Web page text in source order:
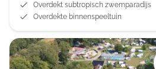
Overdekt subtropisch zwemparadijs
Overdekte binnenspeeltuin